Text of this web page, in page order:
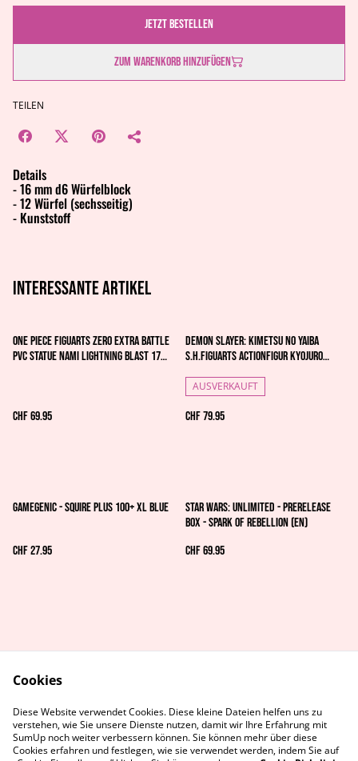
Jetzt bestellen
Zum Warenkorb hinzufügen
TEILEN
Details
- 16 mm d6 Würfelblock
- 12 Würfel (sechsseitig)
- Kunststoff
Interessante artikel
One Piece Figuarts ZERO Extra Battle
PVC Statue Nami Lightning Blast 17
CHF 69.95
Demon Slayer: Kimetsu no Yaiba
S.H.Figuarts Actionfigur Kyojuro
AUSVERKAUFT
CHF 79.95
GAMEGENIC - SQUIRE PLUS 100+ XL BLUE
CHF 27.95
Star Wars: Unlimited - Prerelease
Box - Spark of Rebellion (EN)
CHF 69.95
Datenschutz
Cookie-Richtlinie
Kontaktiere uns
Cookies
Diese Website verwendet Cookies. Diese kleine Dateien helfen uns zu
verstehen, wie Sie unsere Dienste nutzen, damit wir Ihre Erfahrung mit
SumUp noch weiter verbessern können. Sie können mehr über diese
Cookies erfahren und festlegen, wie sie verwendet werden, indem Sie auf